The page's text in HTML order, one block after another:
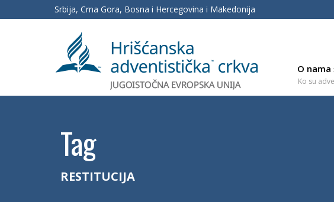
Srbija, Crna Gora, Bosna i Hercegovina i Makedonija
O nama
Ko su
Tag
RESTITUCIJA